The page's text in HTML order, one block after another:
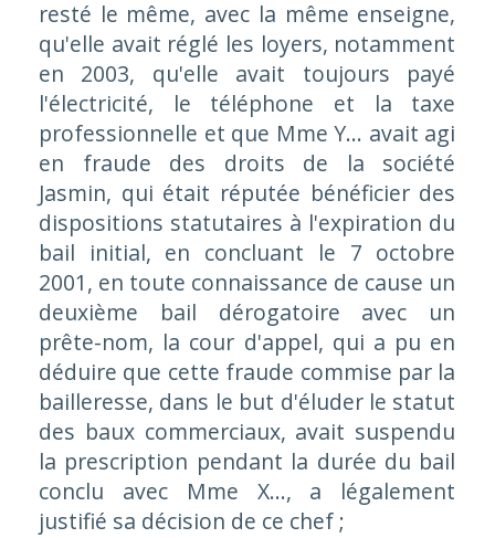
resté le même, avec la même enseigne,
qu'elle avait réglé les loyers, notamment
en 2003, qu'elle avait toujours payé
l'électricité, le téléphone et la taxe
professionnelle et que Mme Y... avait agi
en fraude des droits de la société
Jasmin, qui était réputée bénéficier des
dispositions statutaires à l'expiration du
bail initial, en concluant le 7 octobre
2001, en toute connaissance de cause un
deuxième bail dérogatoire avec un
prête-nom, la cour d'appel, qui a pu en
déduire que cette fraude commise par la
bailleresse, dans le but d'éluder le statut
des baux commerciaux, avait suspendu
la prescription pendant la durée du bail
conclu avec Mme X..., a légalement
justifié sa décision de ce chef;